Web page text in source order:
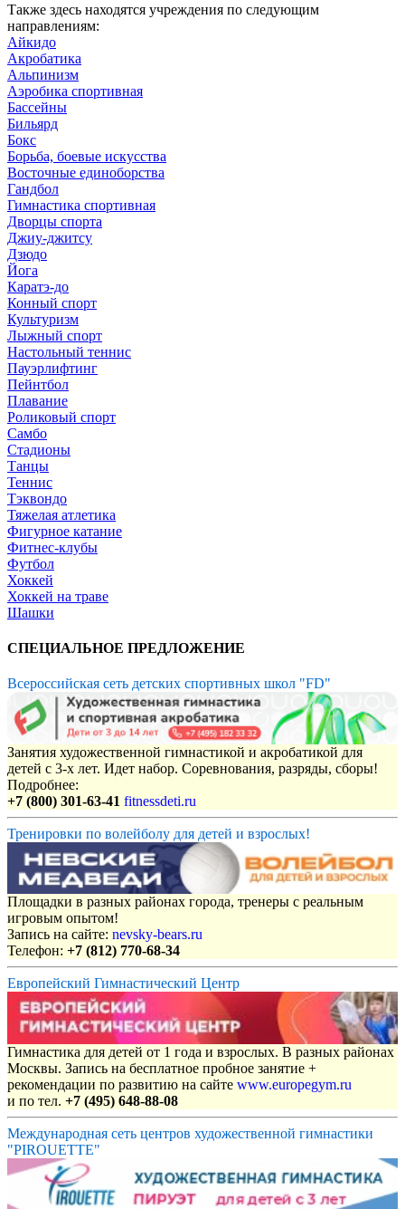
Также здесь находятся учреждения по следующим
направлениям:
Айкидо
Акробатика
Альпинизм
Аэробика спортивная
Бассейны
Бильярд
Бокс
Борьба, боевые искусства
Восточные единоборства
Гандбол
Гимнастика спортивная
Дворцы спорта
Джиу-джитсу
Дзюдо
Йога
Каратэ-до
Конный спорт
Культуризм
Лыжный спорт
Настольный теннис
Пауэрлифтинг
Пейнтбол
Плавание
Роликовый спорт
Самбо
Стадионы
Танцы
Теннис
Тэквондо
Тяжелая атлетика
Фигурное катание
Фитнес-клубы
Футбол
Хоккей
Хоккей на траве
Шашки
СПЕЦИАЛЬНОЕ ПРЕДЛОЖЕНИЕ
Всероссийская сеть детских спортивных школ "FD"
Занятия художественной гимнастикой и акробатикой для
детей с 3-х лет. Идет набор. Соревнования, разряды, сборы!
Подробнее:
+7 (800) 301-63-41 fitnessdeti.ru
Тренировки по волейболу для детей и взрослых!
Площадки в разных районах города, тренеры с реальным
игровым опытом!
Запись на сайте: nevsky-bears.ru
Телефон: +7 (812) 770-68-34
Европейский Гимнастический Центр
Гимнастика для детей от 1 года и взрослых. В разных районах
Москвы. Запись на бесплатное пробное занятие +
рекомендации по развитию на сайте www.europegym.ru
и по тел. +7 (495) 648-88-08
Международная сеть центров художественной гимнастики
"PIROUETTE"